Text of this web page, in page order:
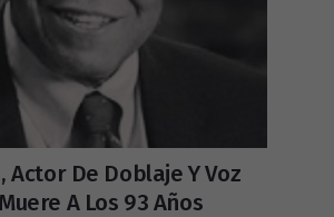
Actor De Doblaje Y Voz
A Los 93 Años